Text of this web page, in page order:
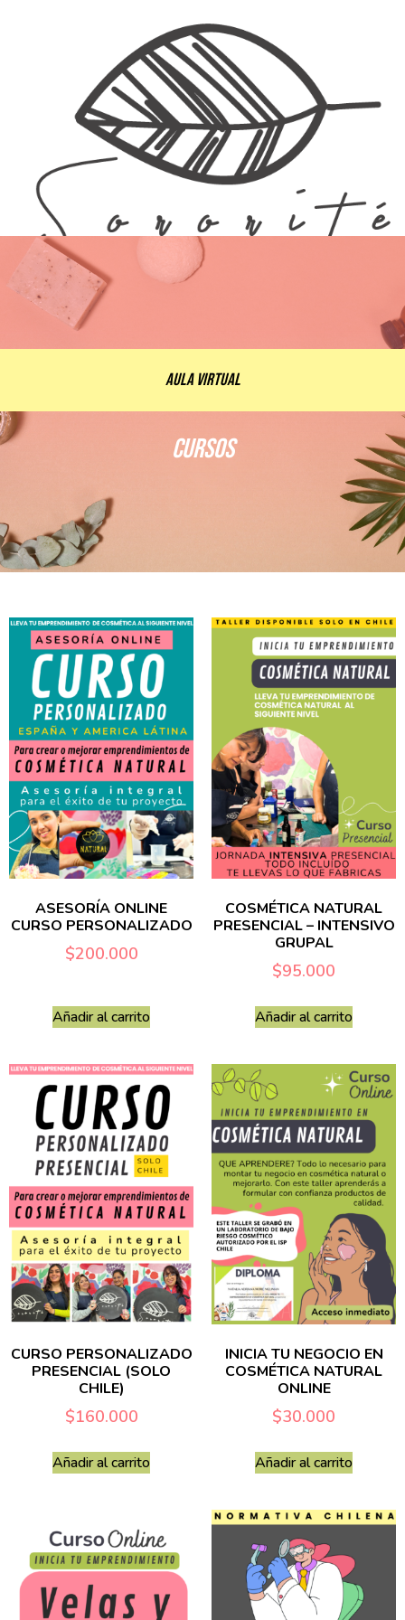
Aula Virtual
Cursos
ASESORÍA ONLINE
CURSO PERSONALIZADO
$200.000
Añadir al carrito
COSMÉTICA NATURAL
PRESENCIAL – INTENSIVO
GRUPAL
$95.000
Añadir al carrito
CURSO PERSONALIZADO
PRESENCIAL (SOLO
CHILE)
$160.000
Añadir al carrito
INICIA TU NEGOCIO EN
COSMÉTICA NATURAL
ONLINE
$30.000
Añadir al carrito